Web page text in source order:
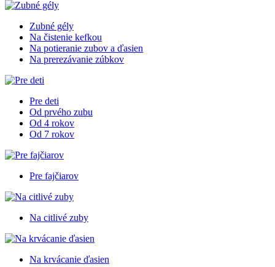
Zubné gély
Na čistenie kefkou
Na potieranie zubov a ďasien
Na prerezávanie zúbkov
Pre deti
Od prvého zubu
Od 4 rokov
Od 7 rokov
Pre fajčiarov
Na citlivé zuby
Na krvácanie ďasien